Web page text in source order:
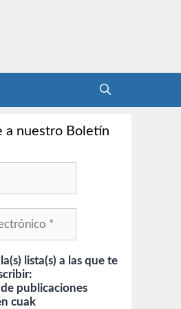
a nuestro Boletín
lista(s) a las que te
de publicaciones
cuak